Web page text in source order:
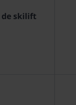
skilift